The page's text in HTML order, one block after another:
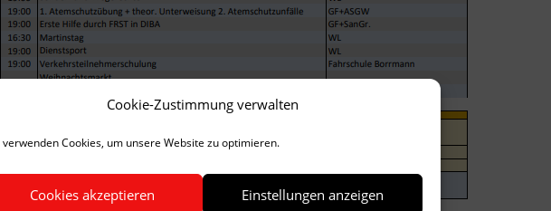
Cookie-Zustimmung verwalten
verwenden Cookies, um unsere Website zu optimieren.
Cookies akzeptieren Einstellungen anzeigen